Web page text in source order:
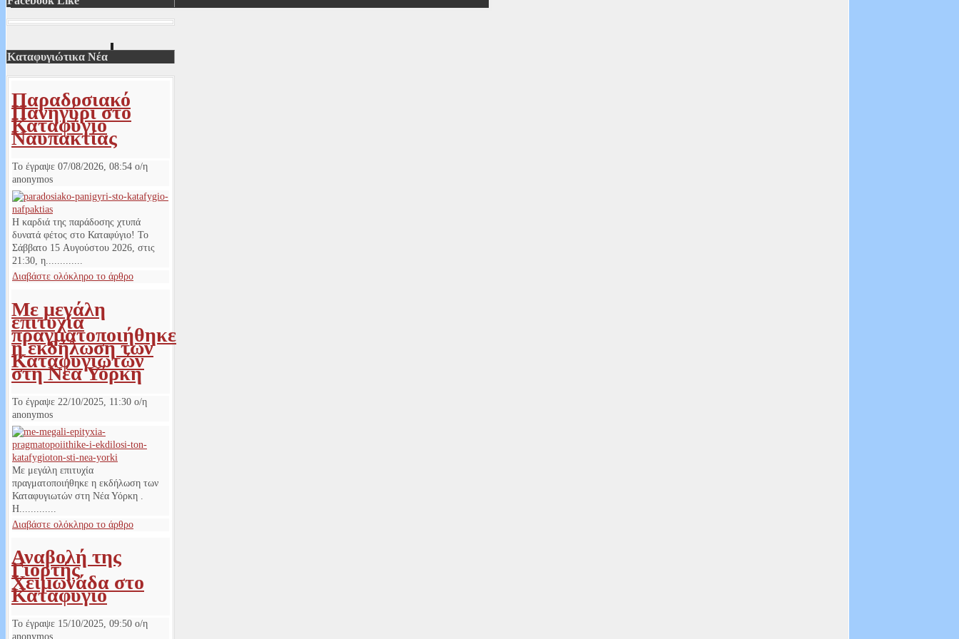
Καταφυγιώτικα Νέα
Παραδοσιακό
Πανηγύρι στο
Καταφύγιο
Ναυπακτίας
Το έγραψε 07/08/2026, 08:54 ο/η
anonymos
Η καρδιά της παράδοσης χτυπά
δυνατά φέτος στο Καταφύγιο! Το
Σάββατο 15 Αυγούστου 2026, στις
21:30, η.............
Διαβάστε ολόκληρο το άρθρο
Με μεγάλη
επιτυχία
πραγματοποιήθηκε
η εκδήλωση των
Καταφυγιωτών
στη Νέα Υόρκη
Το έγραψε 22/10/2025, 11:30 ο/η
anonymos
Με μεγάλη επιτυχία
πραγματοποιήθηκε η εκδήλωση των
Καταφυγιωτών στη Νέα Υόρκη .
Η.............
Διαβάστε ολόκληρο το άρθρο
Αναβολή της
Γιορτής
Χειμωνάδα στο
Καταφυγιο
Το έγραψε 15/10/2025, 09:50 ο/η
anonymos